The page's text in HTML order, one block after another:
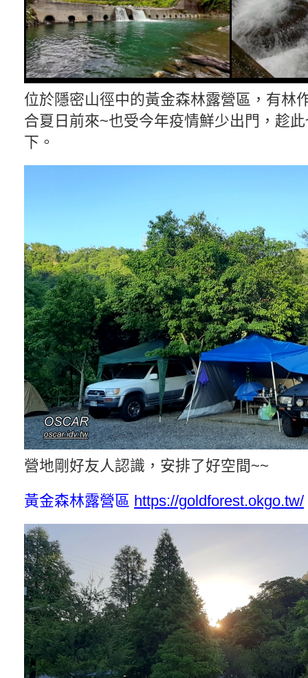
位於隱密山徑中的黃金森林露營區，有林
合夏日前來~也受今年疫情鮮少出門，趁
下。
營地剛好友人認識，安排了好空間~~
黃金森林露營區 https://goldforest.okgo.tw/